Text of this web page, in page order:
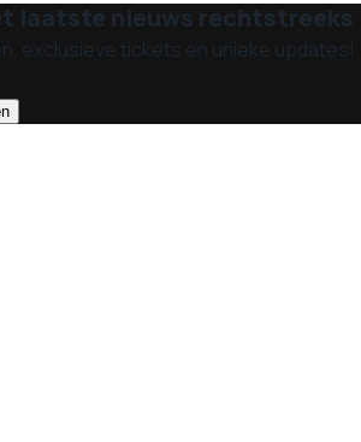
laatste nieuws rechtstreeks
exclusieve tickets en unieke updates!